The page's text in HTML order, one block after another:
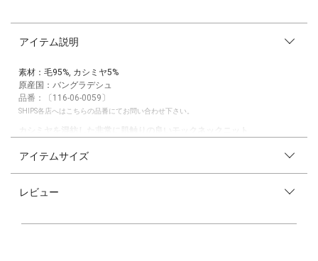
アイテム説明
素材：毛95%, カシミヤ5%
原産国：バングラデシュ
品番：〔116-06-0059〕
SHIPS各店へはこちらの品番にてお問い合わせ下さい。
【素材特性】
います。
アイテムサイズ
レビュー